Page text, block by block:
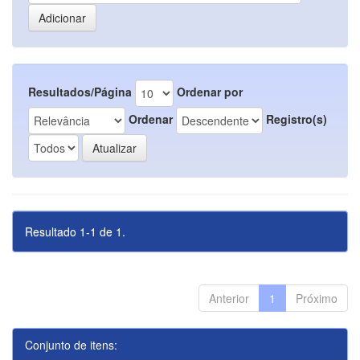
Resultados/Página
Ordenar por
Ordenar
Registro(s)
Resultado 1-1 de 1.
Anterior 1 Próximo
Conjunto de itens: